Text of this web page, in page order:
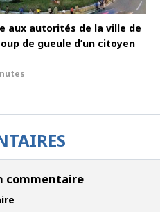
aux autorités de la ville de
de gueule d’un citoyen
commentaire